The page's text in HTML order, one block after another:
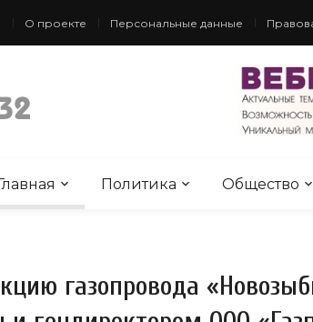
О проекте Персональные данные
Политика Общество
газопровода